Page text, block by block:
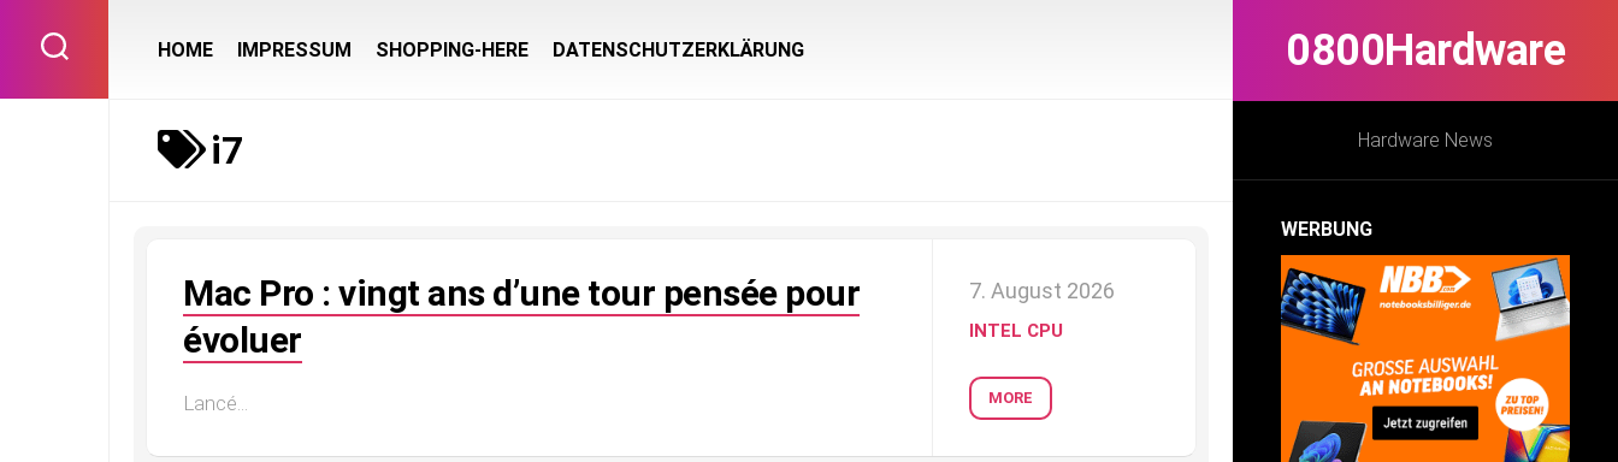
content
0800Hardware
Hardware News
WERBUNG
HOME IMPRESSUM SHOPPING-HERE DATENSCHUTZERKLÄRUNG
i7
Mac Pro : vingt ans d’une tour pensée pour
évoluer
Lancé...
7. August 2026
INTEL CPU
MORE